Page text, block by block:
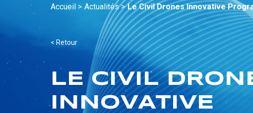
Accueil > Actualités > Le Civil Drones Innovative
< Retour
LE CIVIL
INNOVATIVE